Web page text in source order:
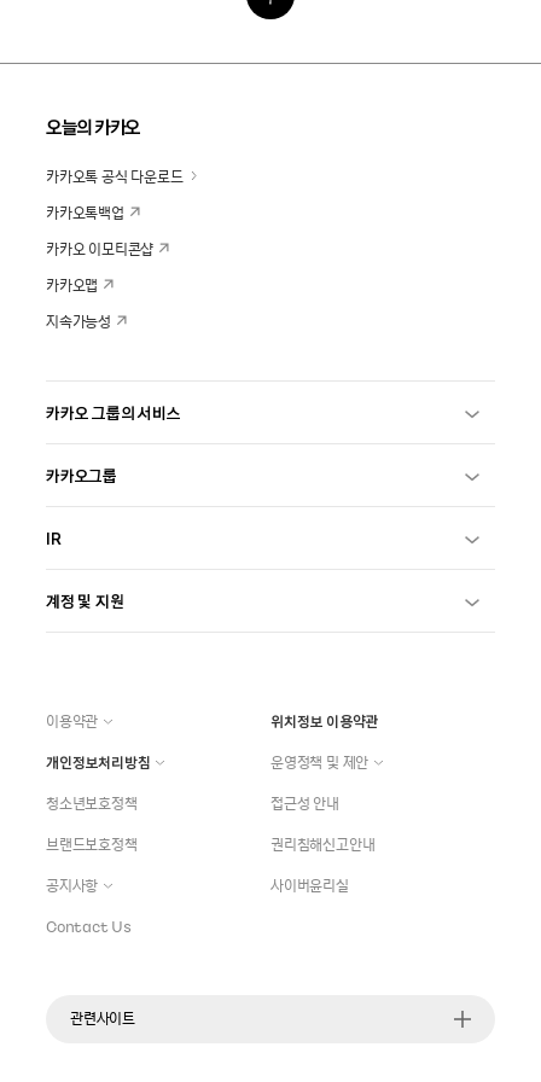
오늘의 카카오
카카오톡 공식 다운로드
카카오톡백업
카카오 이모티콘샵
카카오맵
지속가능성
카카오 그룹의 서비스
카카오그룹
IR
계정 및 지원
이용약관
위치정보 이용약관
개인정보처리방침
운영정책 및 제안
청소년보호정책
접근성 안내
브랜드보호정책
권리침해신고안내
공지사항
사이버윤리실
Contact Us
관련사이트